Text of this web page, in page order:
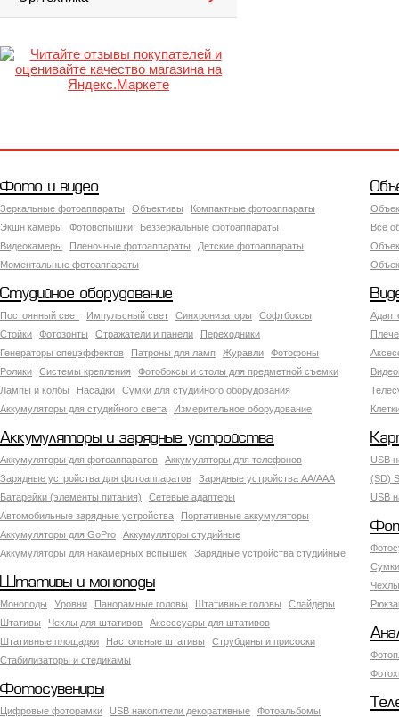
Фото и видео
Зеркальные фотоаппараты Объективы
Компактные фотоаппараты
Экшн камеры
Фотовспышки
Беззеркальные фотоаппараты
Видеокамеры
Пленочные фотоаппараты
Детские фотоаппараты
Моментальные фотоаппараты
Все
Студийное оборудование
Постоянный свет Импульсный свет Синхронизаторы
Софтбоксы
Стойки
Фотозонты Отражатели и панели
Переходники
Генераторы спецэффектов
Патроны для ламп Журавли
Фотофоны
Ролики
Системы крепления
Фотобоксы и столы для предметной съемки
Лампы и колбы
Насадки
Сумки для студийного оборудования
Аккумуляторы для студийного света
Измерительное оборудование
Аккумуляторы и зарядные устройства
Аккумуляторы для фотоаппаратов
Аккумуляторы для телефонов
Зарядные устройства для фотоаппаратов
Зарядные устройства AA/AAA
Батарейки (элементы питания)
Сетевые адаптеры
Автомобильные зарядные устройства
Портативные аккумуляторы
Аккумуляторы для GoPro
Аккумуляторы студийные
Аккумуляторы для накамерных вспышек
Зарядные устройства студийные
USB
(SD)
USB
Штативы и моноподы
Моноподы Уровни Панорамные головы Штативные головы
Слайдеры
Штативы
Чехлы для штативов
Аксессуары для штативов
Штативные площадки
Настольные штативы
Струбцины и присоски
Стабилизаторы и стедикамы
Фотосувениры
Цифровые фоторамки USB накопители декоративные
Фотоальбомы